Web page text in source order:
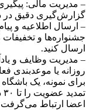
– مدیریت مالی:
گزارش‌گیری دقیق
– ارسال اطلاعیه و
جشنواره‌ها و
ارسال کنید.
– مدیریت وظایف و
روزانه یا موعدبندی
اعضا ارتباط